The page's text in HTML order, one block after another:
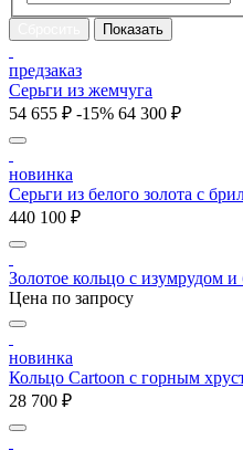
предзаказ
Серьги из жемчуга
54 655 ₽ -15% 64 300 ₽
новинка
Серьги из белого золота с
440 100 ₽
Золотое кольцо с изумрудом
Цена по запросу
новинка
Кольцо Cartoon c горным
28 700 ₽